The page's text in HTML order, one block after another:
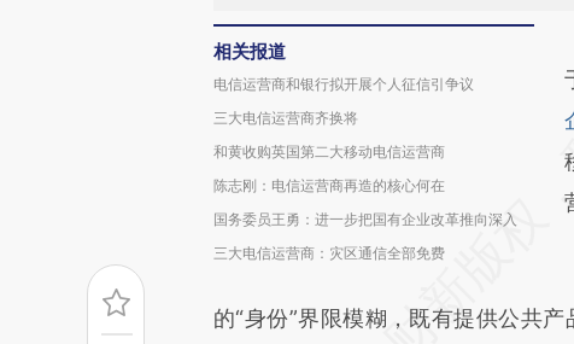
相关报道
电信运营商和银行拟开展个人征信引争议
三大电信运营商齐换将
和黄收购英国第二大移动电信运营商
陈志刚：电信运营商再造的核心何在
国务委员王勇：进一步把国有企业改革推向深入
三大电信运营商：灾区通信全部免费
的“身份”界限模糊，既有提供公共